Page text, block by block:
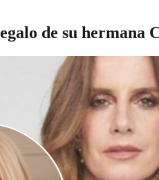
de su hermana